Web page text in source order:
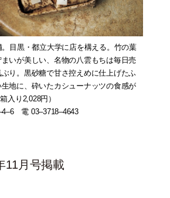
目黒・都立大学に店を構える。竹の葉
いが美しい、名物の八雲もちは毎日売
り。黒砂糖で甘さ控えめに仕上げたふ
地に、砕いたカシューナッツの食感が
入り2,028円）
電 03–3718–4643
11月号掲載